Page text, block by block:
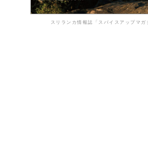
スリランカ情報誌「スパイスアップマガ